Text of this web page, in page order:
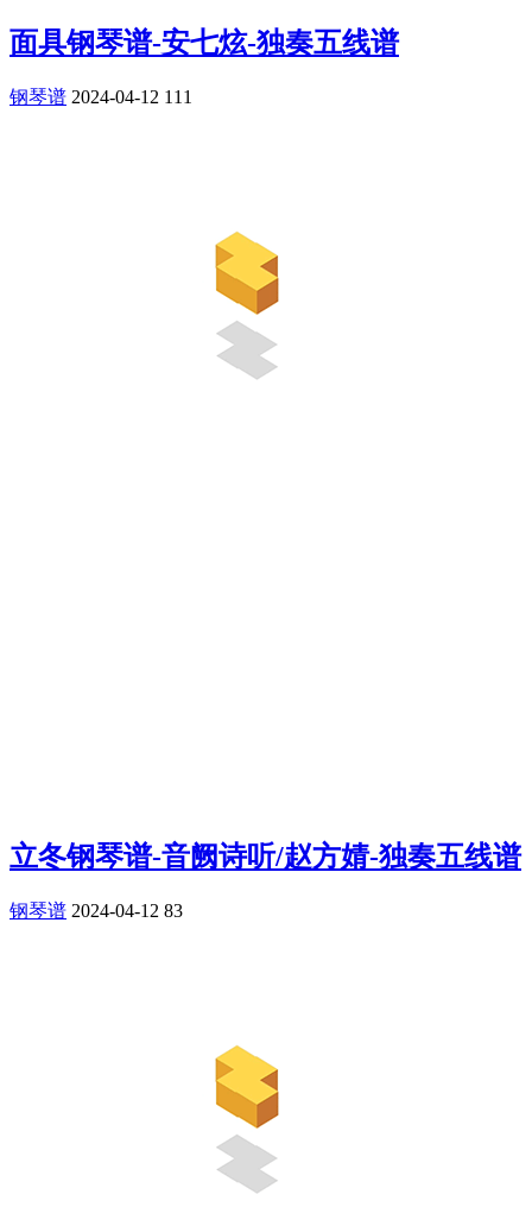
面具钢琴谱-安七炫-独奏五线谱
钢琴谱 2024-04-12 111
立冬钢琴谱-音阙诗听/赵方婧-独奏五线谱
钢琴谱 2024-04-12 83